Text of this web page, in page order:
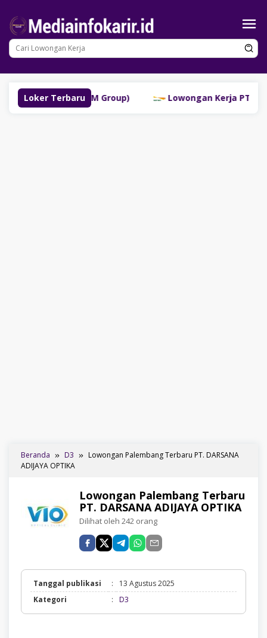
konten
Loker Terbaru
(SM Group) Lowongan Kerja PT Bank
Beranda D3
Lowongan Palembang Terbaru PT. DARSANA
ADIJAYA OPTIKA
Lowongan Palembang Terbaru
PT. DARSANA ADIJAYA OPTIKA
Dilihat oleh 242 orang
Tanggal publikasi :
13 Agustus 2025
Kategori
: D3